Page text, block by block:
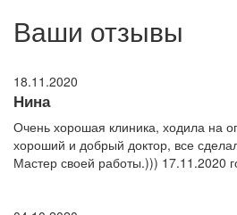
Ваши отзывы
18.11.2020
Нина
Очень хорошая клиника, ходила на
хороший и добрый доктор, все
Мастер своей работы.))) 17.11.2020